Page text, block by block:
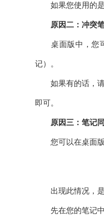
如果您使用的是
原因二：冲突
桌面版中，您可
记）。
如果有的话，请
即可。
原因三：笔记同
您可以在桌面版
出现此情况，是
先在您的笔记中